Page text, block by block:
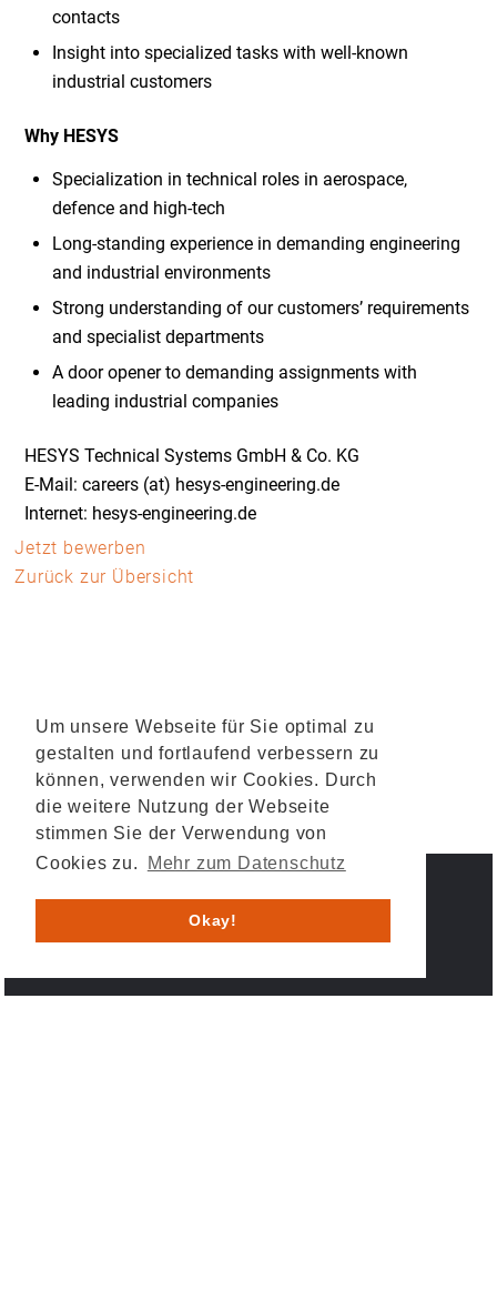
Um unsere Webseite für Sie optimal zu
gestalten und fortlaufend verbessern zu
können, verwenden wir Cookies. Durch
die weitere Nutzung der Webseite
stimmen Sie der Verwendung von
Cookies zu.
Mehr zum Datenschutz
Okay!
contacts
Insight into specialized tasks with well-known
industrial customers
Why HESYS
Specialization in technical roles in aerospace,
defence and high-tech
Long-standing experience in demanding engineering
and industrial environments
Strong understanding of our customers’ requirements
and specialist departments
A door opener to demanding assignments with
leading industrial companies
HESYS Technical Systems GmbH & Co. KG
E-Mail: careers (at) hesys-engineering.de
Internet: hesys-engineering.de
Jetzt bewerben
Zurück zur Übersicht
© 2026 HESYS TechnicalSystems GmbH & Co. KG .